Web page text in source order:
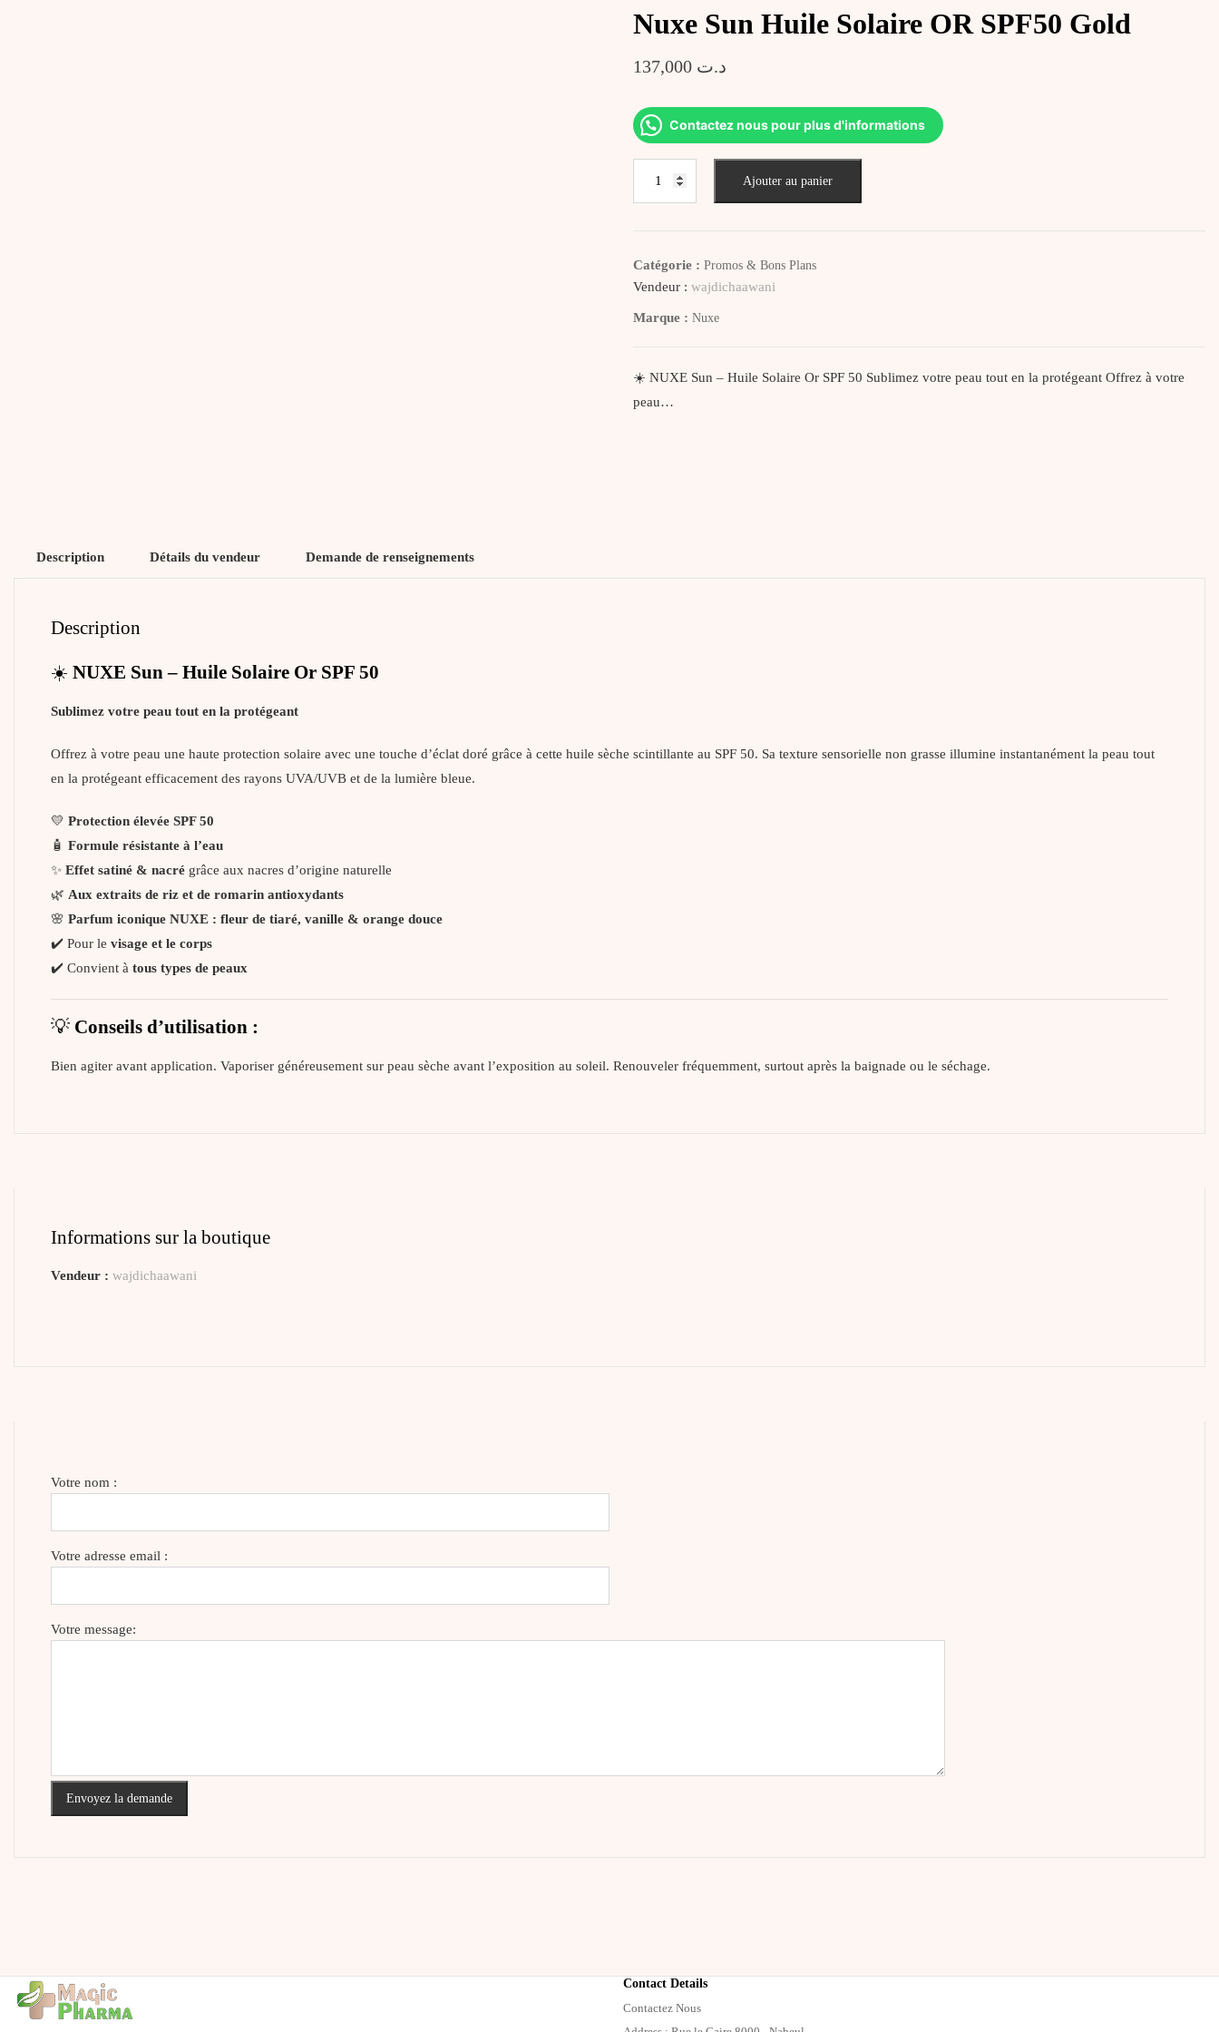
Nuxe Sun Huile Solaire OR SPF50 Gold
د.ت
Contactez nous pour plus d'informations
Solaire
SPF50
Ajouter au panier
Catégorie :Promos & Bons Plans
Vendeur :wajdichaawani
Marque :Nuxe
☀️ NUXE Sun – Huile Solaire Or SPF 50 Sublimez votre peau tout en la protégeant Offrez à votre
peau…
Description Détails du vendeur Demande de renseignements
Description
☀️ NUXE Sun – Huile Solaire Or SPF 50
Sublimez votre peau tout en la protégeant
Offrez à votre peau une haute protection solaire avec une touche d’éclat doré grâce à cette huile sèche scintillante au SPF 50. Sa texture sensorielle non grasse illumine instantanément la peau tout
en la protégeant efficacement des rayons UVA/UVB et de la lumière bleue.
💛 Protection élevée SPF 50
🧴 Formule résistante à l’eau
✨ Effet satiné & nacré grâce aux nacres d’origine naturelle
🌿 Aux extraits de riz et de romarin antioxydants
🌸 Parfum iconique NUXE : fleur de tiaré, vanille & orange douce
✔️ Pour le visage et le corps
✔️ Convient à tous types de peaux
💡 Conseils d’utilisation :
Bien agiter avant application. Vaporiser généreusement sur peau sèche avant l’exposition au soleil. Renouveler fréquemment, surtout après la baignade ou le séchage.
Informations sur la boutique
Vendeur : wajdichaawani
Votre nom :
Votre adresse email :
Votre message:
Envoyez la demande
Contact Details
Contactez Nous